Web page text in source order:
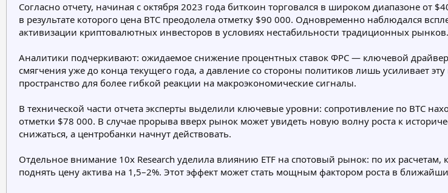
Согласно отчету, начиная с октября 2023 года биткоин торговался в широком диапазоне
в результате которого цена BTC преодолела отметку $90 000. Одновременно наблюдался
активизации криптовалютных инвесторов в условиях нестабильности традиционных рынков.
Аналитики подчеркивают: ожидаемое снижение процентных ставок ФРС — ключевой
смягчения уже до конца текущего года, а давление со стороны политиков лишь усиливает
пространство для более гибкой реакции на макроэкономические сигналы.
В технической части отчета эксперты выделили ключевые уровни: сопротивление по BTC
отметки $78 000. В случае прорыва вверх рынок может увидеть новую волну роста к
снижаться, а центробанки начнут действовать.
Отдельное внимание 10x Research уделила влиянию ETF на спотовый рынок: по их
поднять цену актива на 1,5–2%. Этот эффект может стать мощным фактором роста в